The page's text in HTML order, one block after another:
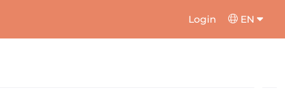
Login EN